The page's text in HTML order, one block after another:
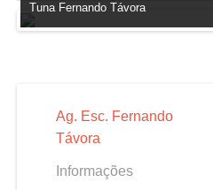
Tuna Fernando Távora
Ag. Esc. Fernando
Távora
Informações